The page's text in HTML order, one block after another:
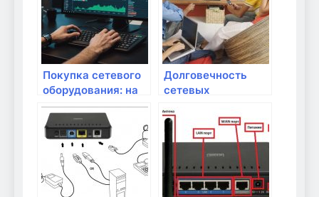
Покупка сетевого
оборудования: на
что обращать
внимание
Долговечность
сетевых
обращать
внимание?